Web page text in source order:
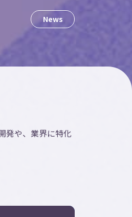
News
発や、業界に特化